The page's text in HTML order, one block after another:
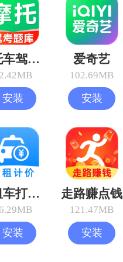
摩托车驾考过关
安装
爱奇艺
102.69MB
安装
出租车打表助手
安装
走路赚点钱
121.47MB
安装